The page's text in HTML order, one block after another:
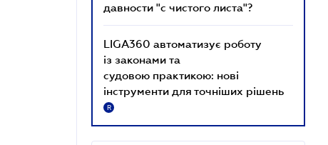
давности "с чистого листа"?
LIGA360 автоматизує роботу
із законами та
судовою практикою: нові
інструменти для точніших рішень
R